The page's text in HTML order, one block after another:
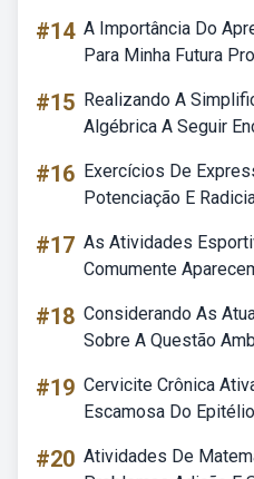
#14 A Importância Do
Para Minha Futura
#15 Realizando A
Algébrica A Seguir
#16 Exercícios De
Potenciação E
#17 As Atividades
Comumente
#18 Considerando As
Sobre A Questão
#19 Cervicite Crônica
Escamosa Do
#20 Atividades De